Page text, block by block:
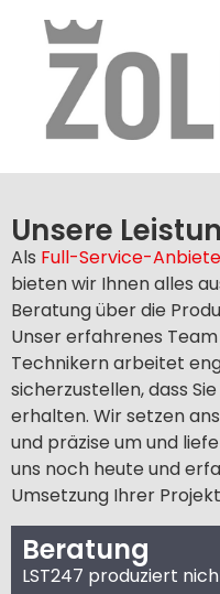
Unsere
Als Full-Service-
bieten wir Ihnen alles
Beratung über die
Unser erfahrenes
Technikern arbeitet
sicherzustellen, dass
erhalten. Wir setzen
und präzise um und
uns noch heute und
Umsetzung Ihrer
Beratung
LST247 produziert